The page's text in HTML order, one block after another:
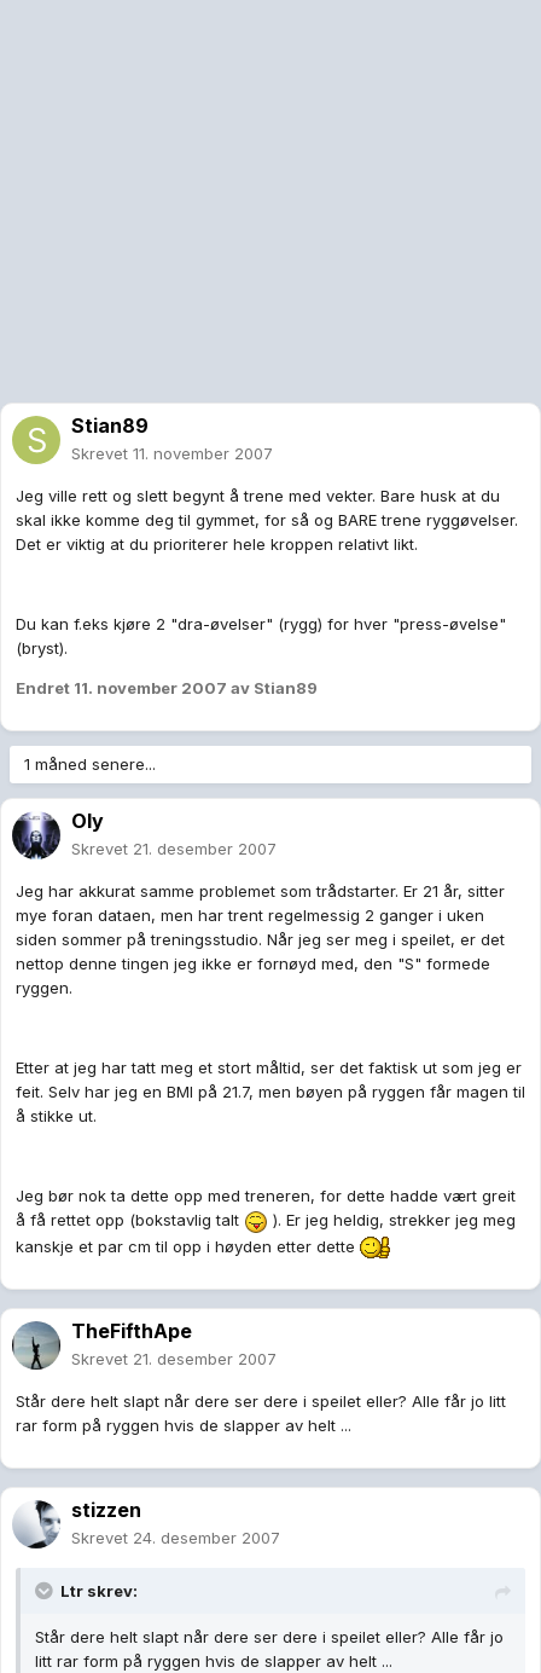
Stian89
Skrevet 11. november 2007
Jeg ville rett og slett begynt å trene med vekter. Bare husk at du
skal ikke komme deg til gymmet, for så og BARE trene ryggøvelser.
Det er viktig at du prioriterer hele kroppen relativt likt.
Du kan f.eks kjøre 2 "dra-øvelser" (rygg) for hver "press-øvelse"
(bryst).
Endret 11. november 2007 av Stian89
1 måned senere...
Oly
Skrevet 21. desember 2007
Jeg har akkurat samme problemet som trådstarter. Er 21 år, sitter
mye foran dataen, men har trent regelmessig 2 ganger i uken
siden sommer på treningsstudio. Når jeg ser meg i speilet, er det
nettop denne tingen jeg ikke er fornøyd med, den "S" formede
ryggen.
Etter at jeg har tatt meg et stort måltid, ser det faktisk ut som jeg er
feit. Selv har jeg en BMI på 21.7, men bøyen på ryggen får magen til
å stikke ut.
Jeg bør nok ta dette opp med treneren, for dette hadde vært greit
å få rettet opp (bokstavlig talt
). Er jeg heldig, strekker jeg meg
kanskje et par cm til opp i høyden etter dette
TheFifthApe
Skrevet 21. desember 2007
Står dere helt slapt når dere ser dere i speilet eller? Alle får jo litt
rar form på ryggen hvis de slapper av helt ...
stizzen
Skrevet 24. desember 2007
Ltr skrev:
Står dere helt slapt når dere ser dere i speilet eller? Alle får jo
litt rar form på ryggen hvis de slapper av helt ...